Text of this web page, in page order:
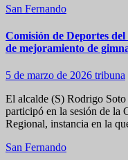
San Fernando
Comisión de Deportes
de mejoramiento de
5 de marzo de 2026 tribuna
El alcalde (S) Rodrigo
participó en la sesión de la
Regional, instancia en la
San Fernando